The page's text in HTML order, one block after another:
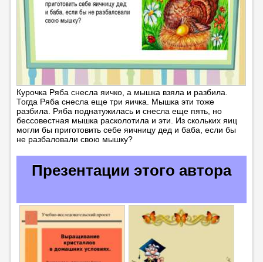
Курочка Ряба снесла яичко, а мышка взяла и разбила.
Тогда Ряба снесла еще три яичка. Мышка эти тоже
разбила. Ряба поднатужилась и снесла еще пять, но
бессовестная мышка расколотила и эти. Из скольких яиц
могли бы приготовить себе яичницу дед и баба, если бы
не разбаловали свою мышку?
Презентации этого автора